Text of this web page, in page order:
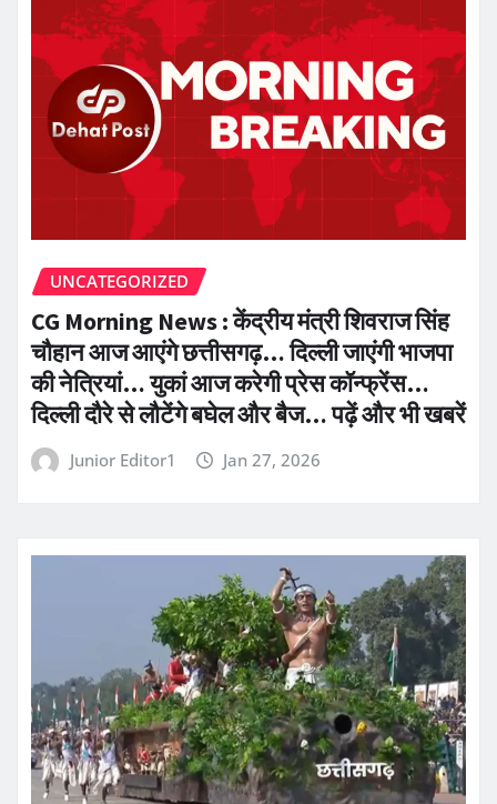
UNCATEGORIZED
CG Morning News : केंद्रीय मंत्री शिवराज सिंह
चौहान आज आएंगे छत्तीसगढ़… दिल्ली जाएंगी भाजपा
की नेत्रियां… युकां आज करेगी प्रेस कॉन्फ्रेंस…
दिल्ली दौरे से लौटेंगे बघेल और बैज… पढ़ें और भी खबरें
Junior Editor1 Jan 27, 2026